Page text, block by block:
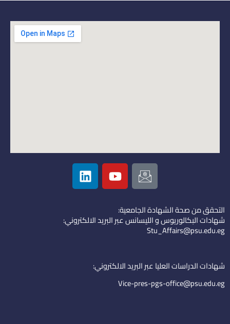
I
c
o
n
-
e
i
l
Y
o
u
u
b
L
i
n
e
d
التحقق من صحة الشهادة الجامعية:
شهادات البكالوريوس و الليسانس عبر البريد الالكتروني:
Stu_Affairs@psu.edu.eg
شهادات الدراسات العليا عبر البريد الالكتروني:
Vice-pres-pgs-office@psu.edu.eg